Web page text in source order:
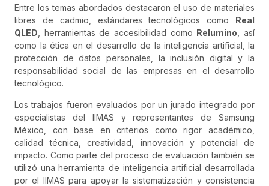
Entre los temas abordados destacaron el uso de materiales
libres de cadmio, estándares tecnológicos como Real
QLED , herramientas de accesibilidad como Relumino , así
como la ética en el desarrollo de la inteligencia artificial, la
protección de datos personales, la inclusión digital y la
responsabilidad social de las empresas en el desarrollo
tecnológico.
Los trabajos fueron evaluados por un jurado integrado por
especialistas del IIMAS y representantes de Samsung
México, con base en criterios como rigor académico,
calidad técnica, creatividad, innovación y potencial de
impacto. Como parte del proceso de evaluación también se
utilizó una herramienta de inteligencia artificial desarrollada
por el IIMAS para apoyar la sistematización y consistencia